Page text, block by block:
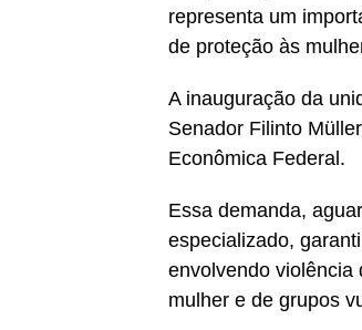
representa um
de proteção às
A inauguração da
Senador Filinto
Econômica Federal.
Essa demanda,
especializado,
envolvendo violência
mulher e de grupos